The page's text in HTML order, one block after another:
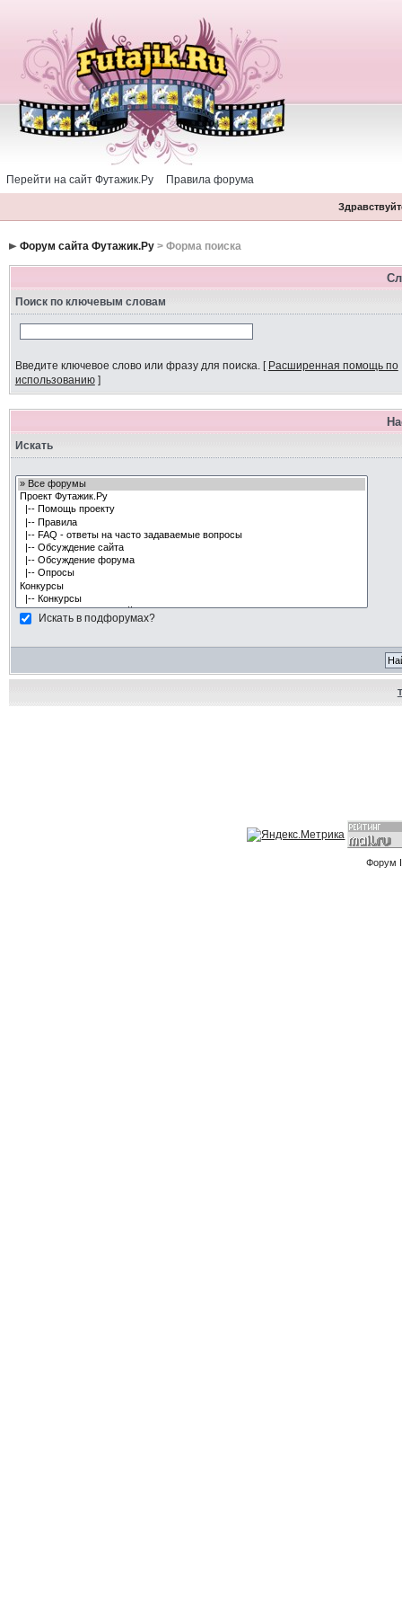
Перейти на сайт Футажик.Ру Правила форума
Форум сайта Футажик.Ру> Форма поиска
Поиск по ключевым словам
Введите ключевое слово или фразу для поиска.[ Расширенная помощь по
использованию]
Искать
Искать в подфорумах?
Форум